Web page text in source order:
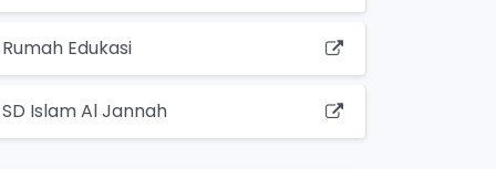
Rumah Edukasi
SD Islam Al Jannah